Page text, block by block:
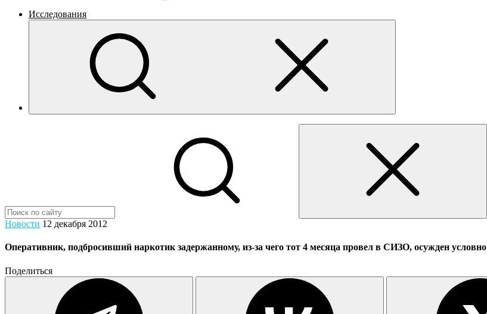
Исследования
Новости 12 декабря 2012
Оперативник, подбросивший наркотик задержанному, из-за чего тот 4 месяца провел в СИЗО, осужден условно
Поделиться